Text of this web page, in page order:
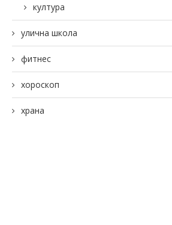
култура
улична школа
фитнес
хороскоп
храна